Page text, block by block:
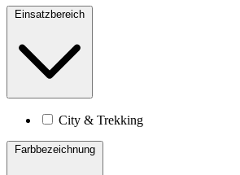
Einsatzbereich
City & Trekking
Farbbezeichnung